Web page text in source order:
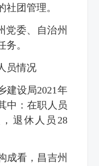
社团管理。
党委、自治州
务。
员情况
建设局2021年
中：在职人员
退休人员28
成看，昌吉州